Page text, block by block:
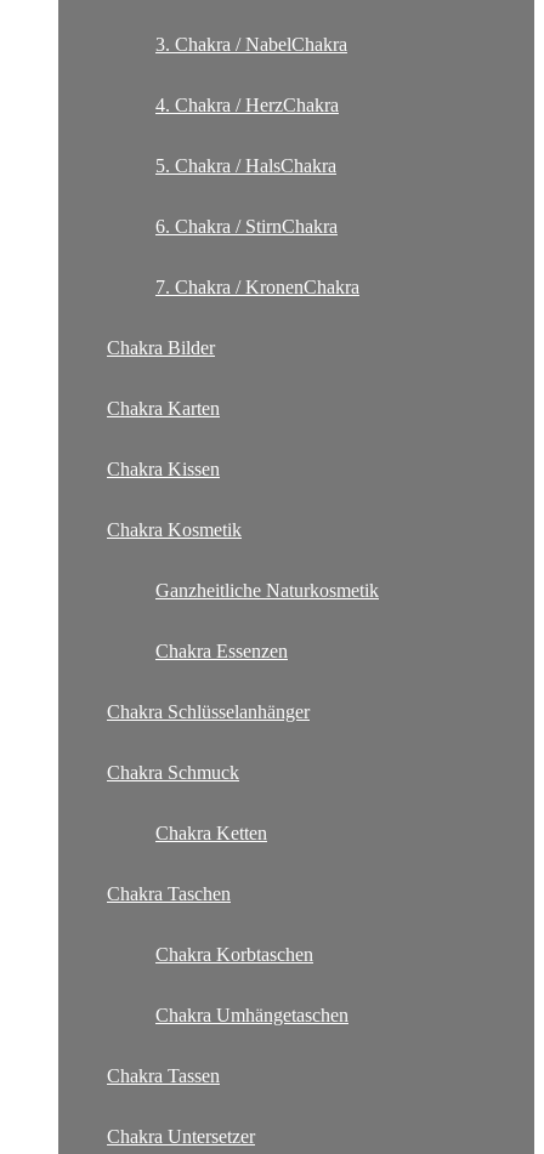
3. Chakra / NabelChakra
4. Chakra / HerzChakra
5. Chakra / HalsChakra
6. Chakra / StirnChakra
7. Chakra / KronenChakra
Chakra Bilder
Chakra Karten
Chakra Kissen
Chakra Kosmetik
Ganzheitliche Naturkosmetik
Chakra Essenzen
Chakra Schlüsselanhänger
Chakra Schmuck
Chakra Ketten
Chakra Taschen
Chakra Korbtaschen
Chakra Umhängetaschen
Chakra Tassen
Chakra Untersetzer